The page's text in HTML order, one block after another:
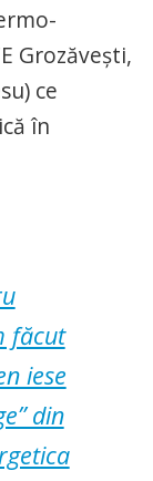
Grozăveşti,
ce
în
făcut
iese
din